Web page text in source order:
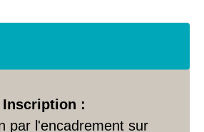
Inscription :
par l'encadrement sur